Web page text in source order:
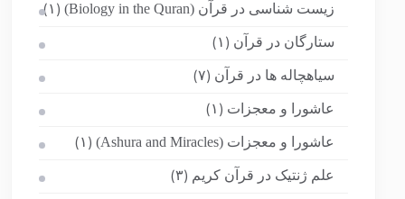
زیست شناسی در قرآن (Biology in the Quran) (۱)
ستارگان در قرآن (۱)
سیاهچاله ها در قرآن (۷)
عاشورا و معجزات (۱)
عاشورا و معجزات (Ashura and Miracles) (۱)
علم ژنتیک در قرآن کریم (۳)